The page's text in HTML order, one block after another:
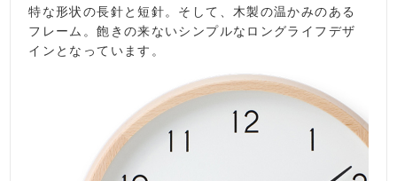
特な形状の長針と短針。そして、木製の温かみのある
フレーム。飽きの来ないシンプルなロングライフデザ
インとなっています。